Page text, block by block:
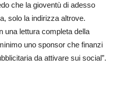
che la gioventù di adesso
solo la indirizza altrove.
una lettura completa della
uno sponsor che finanzi
da attivare sui social”.